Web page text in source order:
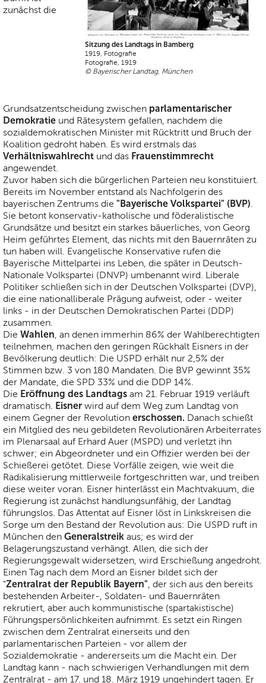
Sitzung des Landtags in Bamberg
1919, Fotografie
Fotografie, 1919
© Bayerischer Landtag, München
zunächst die
Grundsatzentscheidung zwischen parlamentarischer
Demokratie und Rätesystem gefallen, nachdem die
sozialdemokratischen Minister mit Rücktritt und Bruch der
Koalition gedroht haben. Es wird erstmals das
Verhältniswahlrecht und das Frauenstimmrecht
angewendet.
Zuvor haben sich die bürgerlichen Parteien neu konstituiert.
Bereits im November entstand als Nachfolgerin des
bayerischen Zentrums die "Bayerische Volkspartei" (BVP)
Sie betont konservativ-katholische und föderalistische
Grundsätze und besitzt ein starkes bäuerliches, von Georg
Heim geführtes Element, das nichts mit den Bauernräten zu
tun haben will. Evangelische Konservative rufen die
Bayerische Mittelpartei ins Leben, die später in Deutsch-
Nationale Volkspartei (DNVP) umbenannt wird. Liberale
Politiker schließen sich in der Deutschen Volkspartei (DVP),
die eine nationalliberale Prägung aufweist, oder - weiter
links - in der Deutschen Demokratischen Partei (DDP)
zusammen.
Die Wahlen , an denen immerhin 86% der Wahlberechtigten
teilnehmen, machen den geringen Rückhalt Eisners in der
Bevölkerung deutlich: Die USPD erhält nur 2,5% der
Stimmen bzw. 3 von 180 Mandaten. Die BVP gewinnt 35%
der Mandate, die SPD 33% und die DDP 14%.
Die Eröffnung des Landtags am 21. Februar 1919 verläuft
dramatisch. Eisner wird auf dem Weg zum Landtag von
einem Gegner der Revolution erschossen. Danach schießt
ein Mitglied des neu gebildeten Revolutionären Arbeiterrates
im Plenarsaal auf Erhard Auer (MSPD) und verletzt ihn
schwer; ein Abgeordneter und ein Offizier werden bei der
Schießerei getötet. Diese Vorfälle zeigen, wie weit die
Radikalisierung mittlerweile fortgeschritten war, und treiben
diese weiter voran. Eisner hinterlässt ein Machtvakuum, die
Regierung ist zunächst handlungsunfähig, der Landtag
führungslos. Das Attentat auf Eisner löst in Linkskreisen die
Sorge um den Bestand der Revolution aus: Die USPD ruft in
München den Generalstreik aus; es wird der
Belagerungszustand verhängt. Allen, die sich der
Regierungsgewalt widersetzen, wird Erschießung angedroht.
Einen Tag nach dem Mord an Eisner bildet sich der
"Zentralrat der Republik Bayern" , der sich aus den bereits
bestehenden Arbeiter-, Soldaten- und Bauernräten
rekrutiert, aber auch kommunistische (spartakistische)
Führungspersönlichkeiten aufnimmt. Es setzt ein Ringen
zwischen dem Zentralrat einerseits und den
parlamentarischen Parteien - vor allem der
Sozialdemokratie - andererseits um die Macht ein. Der
Landtag kann - nach schwierigen Verhandlungen mit dem
Zentralrat - am 17. und 18. März 1919 ungehindert tagen. Er